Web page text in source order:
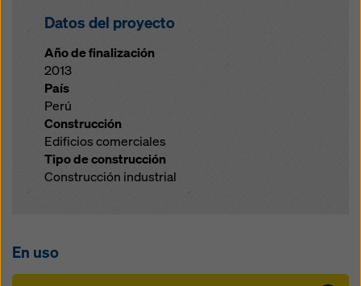
Datos del proyecto
Año de finalización
2013
País
Perú
Construcción
Edificios comerciales
Tipo de construcción
Construcción industrial
En uso